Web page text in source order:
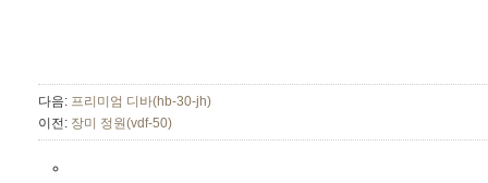
다음: 프리미엄 디바(hb-30-jh)
이전: 장미 정원(vdf-50)